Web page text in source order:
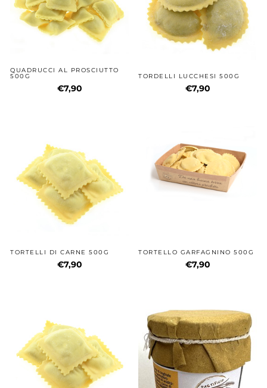
QUADRUCCI AL PROSCIUTTO
500G
€7,90
TORDELLI LUCCHESI 500G
€7,90
TORTELLI DI CARNE 500G
€7,90
TORTELLO GARFAGNINO 500G
€7,90